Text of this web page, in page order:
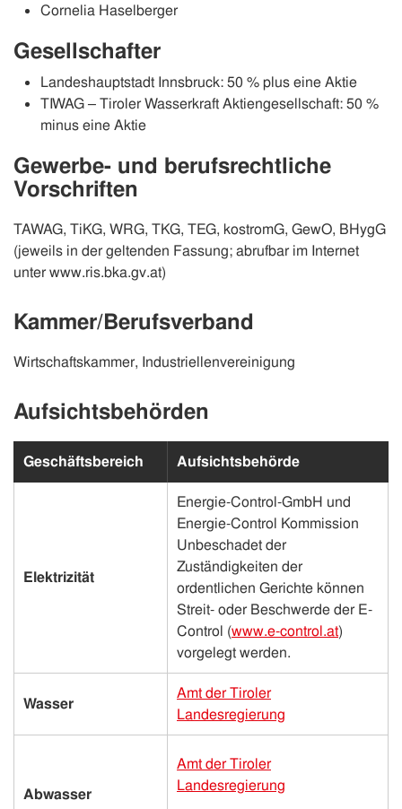
Cornelia Haselberger
Gesellschafter
Landeshauptstadt Innsbruck: 50 % plus eine Aktie
TIWAG – Tiroler Wasserkraft Aktiengesellschaft: 50 %
minus eine Aktie
Gewerbe- und berufsrechtliche
Vorschriften
TAWAG, TiKG, WRG, TKG, TEG, kostromG, GewO, BHygG
(jeweils in der geltenden Fassung; abrufbar im Internet
unter www.ris.bka.gv.at)
Kammer/Berufsverband
Wirtschaftskammer, Industriellenvereinigung
Aufsichtsbehörden
Geschäftsbereich Aufsichtsbehörde
Elektrizität
Energie-Control-GmbH und
Energie-Control Kommission
Unbeschadet der
Zuständigkeiten der
ordentlichen Gerichte können
Streit- oder Beschwerde der E-
Control (www.e-control.at)
vorgelegt werden.
Wasser
Amt der Tiroler
Landesregierung
Abwasser
Amt der Tiroler
Landesregierung